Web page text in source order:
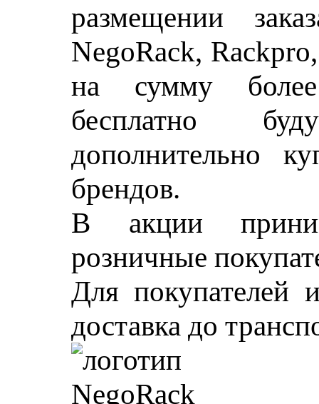
размещении
NegoRack,
на сумму более
бесплатно
дополнительно
брендов.
В акции
розничные
Для покупателей
доставка до